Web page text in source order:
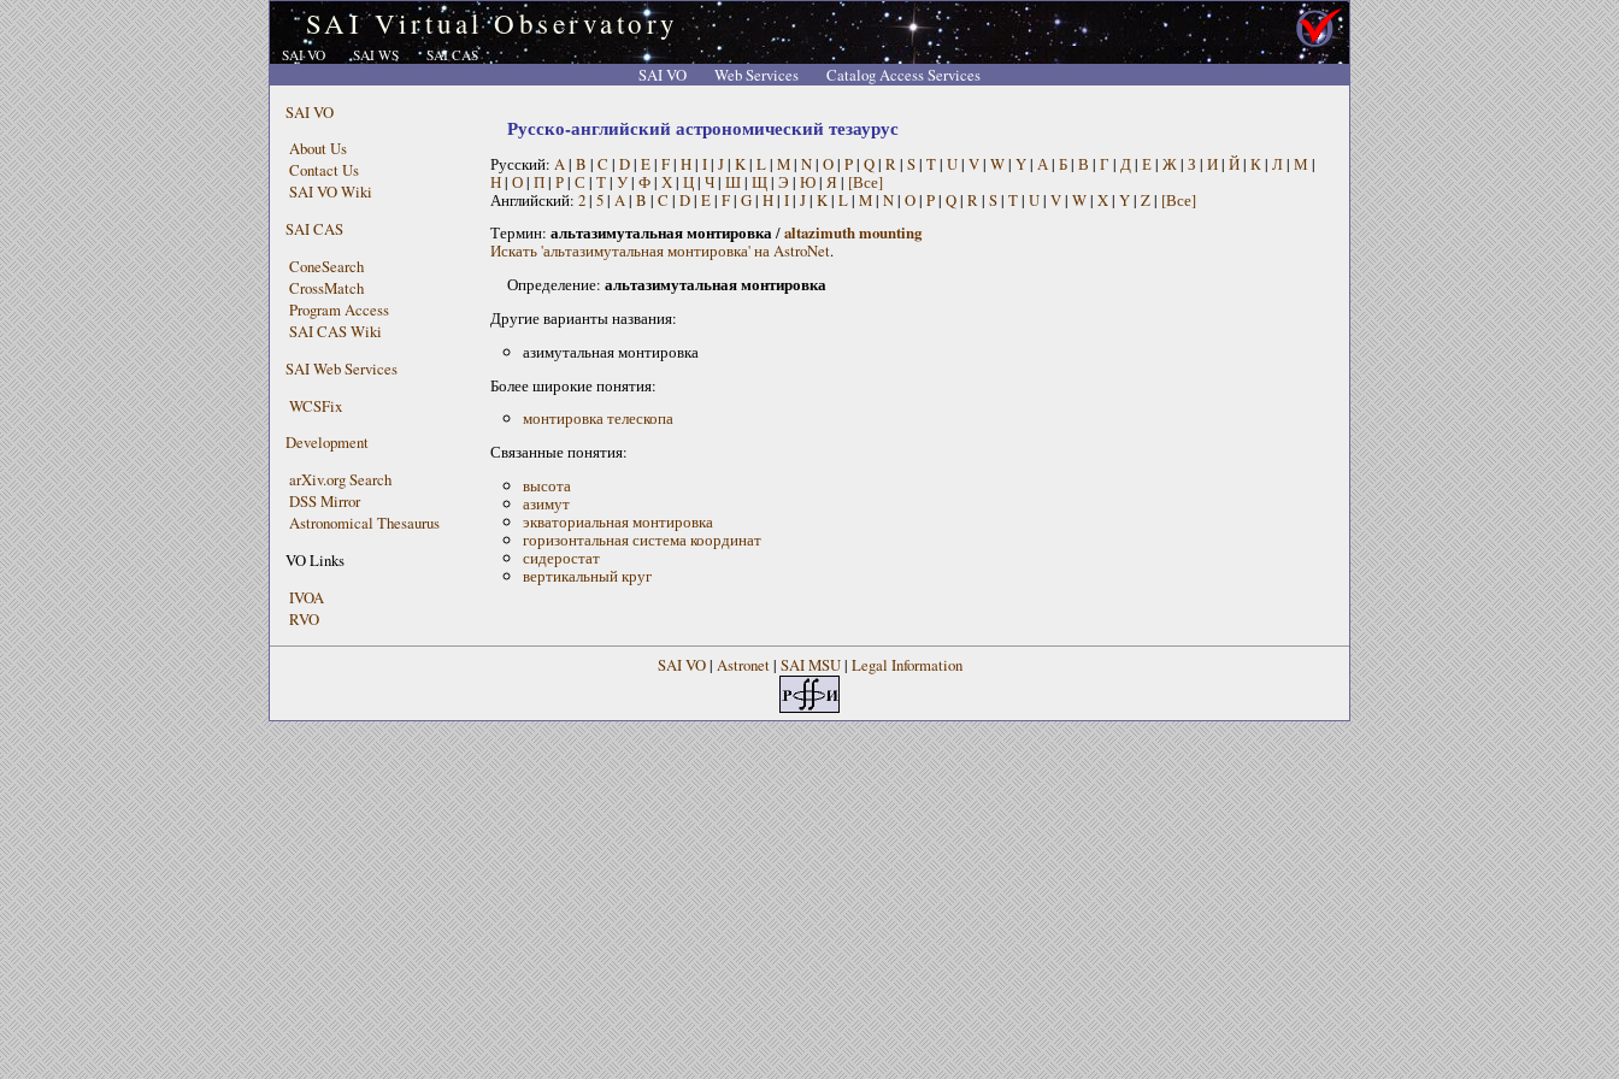
SAI Virtual Observatory
SAI VO SAI WS SAI CAS
SAI VO Web Services
Catalog Access Services
SAI VO
About Us
Contact Us
SAI VO Wiki
SAI CAS
ConeSearch
CrossMatch
Program Access
SAI CAS Wiki
SAI Web Services
WCSFix
Development
arXiv.org Search
DSS Mirror
Astronomical Thesaurus
VO Links
IVOA
RVO
Русско-английский астрономический тезаурус
Русский: A | B | C | D| E| F| H| I| J| K| L| M| N| O| P| Q| R | S| T| U| V| W| Y| А | Б| В | Г | Д| Е| Ж| З | И| Й| К| Л| М |
Н| О| П| Р| С | Т| У| Ф| Х| Ц| Ч| Ш| Щ| Э | Ю| Я| [Все]
Английский: 2| 5| A | B | C | D| E| F| G| H| I| J| K| L| M| N| O| P| Q| R | S| T| U| V| W| X| Y| Z| [Все]
Термин: альтазимутальная монтировка/altazimuth mounting
Искать 'альтазимутальная монтировка' на AstroNet.
Определение: альтазимутальная монтировка
Другие варианты названия:
азимутальная монтировка
Более широкие понятия:
монтировка телескопа
Связанные понятия:
высота
азимут
экваториальная монтировка
горизонтальная система координат
сидеростат
вертикальный круг
SAI VO| Astronet| SAI MSU| Legal Information